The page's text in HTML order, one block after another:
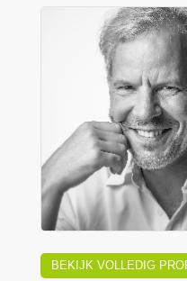
BEKIJK VOLLEDIG